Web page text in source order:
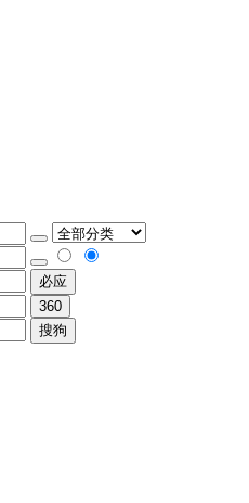
必应
360
搜狗